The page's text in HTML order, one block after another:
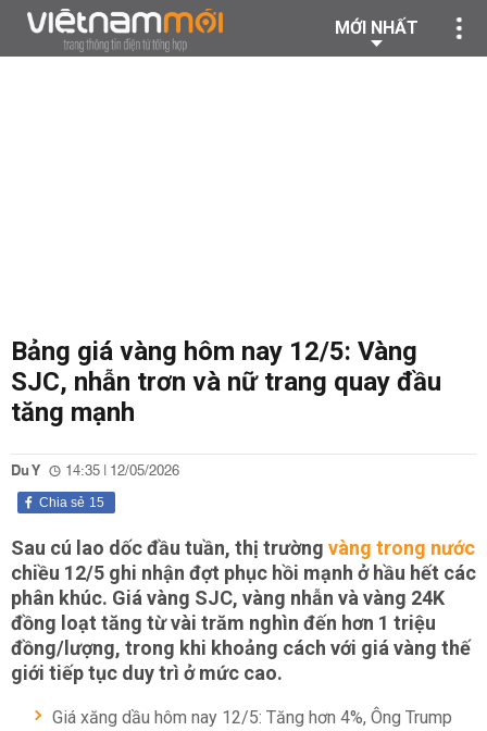
MỚI NHẤT
Bảng giá vàng hôm nay 12/5: Vàng
SJC, nhẫn trơn và nữ trang quay đầu
tăng mạnh
Du Y 14:35 | 12/05/2026
15
Chia sẻ
Sau cú lao dốc đầu tuần, thị trường vàng trong nước
chiều 12/5 ghi nhận đợt phục hồi mạnh ở hầu hết các
phân khúc. Giá vàng SJC, vàng nhẫn và vàng 24K
đồng loạt tăng từ vài trăm nghìn đến hơn 1 triệu
đồng/lượng, trong khi khoảng cách với giá vàng thế
giới tiếp tục duy trì ở mức cao.
Giá xăng dầu hôm nay 12/5: Tăng hơn 4%, Ông Trump